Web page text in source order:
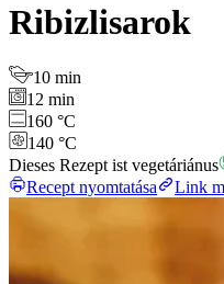
Ribizlisarok
10 min
12 min
160 °C
140 °C
Dieses Rezept ist vegetáriánus
Recept nyomtatása
Link